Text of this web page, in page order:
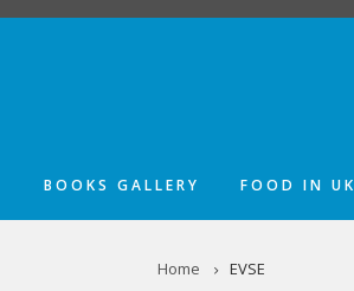
BOOKS GALLERY FOOD IN UK
Home EVSE